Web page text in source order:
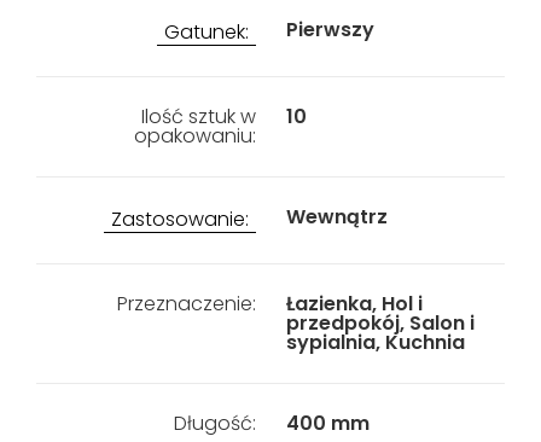
Gatunek: Pierwszy
Ilość sztuk w
opakowaniu:
10
Zastosowanie: Wewnątrz
Przeznaczenie: Łazienka, Hol i
przedpokój, Salon i
sypialnia, Kuchnia
Długość: 400 mm